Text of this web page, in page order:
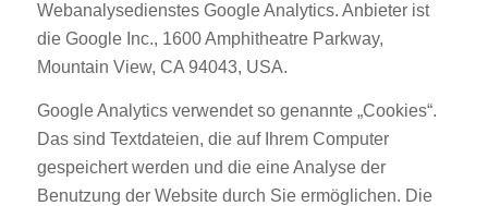
Webanalysedienstes Google Analytics. Anbieter ist
die Google Inc., 1600 Amphitheatre Parkway,
Mountain View, CA 94043, USA.
Google Analytics verwendet so genannte „Cookies“.
Das sind Textdateien, die auf Ihrem Computer
gespeichert werden und die eine Analyse der
Benutzung der Website durch Sie ermöglichen. Die